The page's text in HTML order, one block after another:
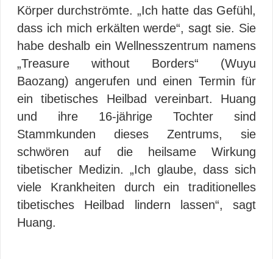
Körper durchströmte. „Ich hatte das Gefühl,
dass ich mich erkälten werde“, sagt sie. Sie
habe deshalb ein Wellnesszentrum namens
„Treasure without Borders“ (Wuyu
Baozang) angerufen und einen Termin für
ein tibetisches Heilbad vereinbart. Huang
und ihre 16-jährige Tochter sind
Stammkunden dieses Zentrums, sie
schwören auf die heilsame Wirkung
tibetischer Medizin. „Ich glaube, dass sich
viele Krankheiten durch ein traditionelles
tibetisches Heilbad lindern lassen“, sagt
Huang.